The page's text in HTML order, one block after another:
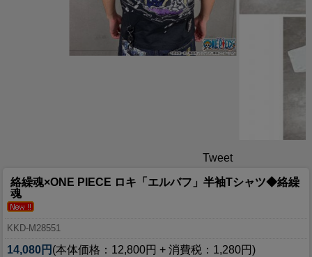
Tweet
絡繰魂×ONE PIECE ロキ「エルバフ」半袖Tシャツ◆絡繰
魂
KKD-M28551
14,080円 (本体価格：12,800円 + 消費税：1,280円)